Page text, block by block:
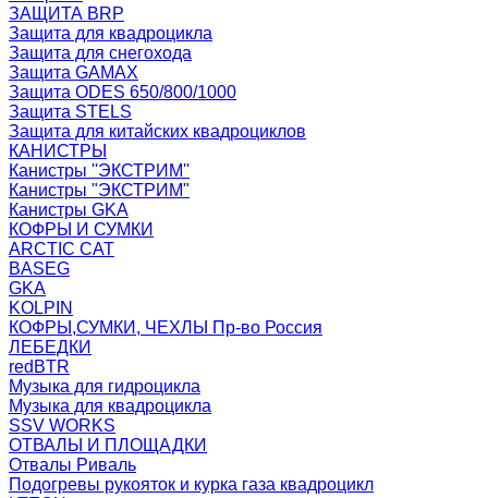
ЗАЩИТА BRP
Защита для квадроцикла
Защита для снегохода
Защита GAMAX
Защита ODES 650/800/1000
Защита STELS
Защита для китайских квадроциклов
КАНИСТРЫ
Канистры ''ЭКСТРИМ''
Канистры "ЭКСТРИМ"
Канистры GKA
КОФРЫ И СУМКИ
ARCTIC CAT
BASEG
GKA
KOLPIN
КОФРЫ,СУМКИ, ЧЕХЛЫ Пр-во Россия
ЛЕБЕДКИ
redBTR
Музыка для гидроцикла
Музыка для квадроцикла
SSV WORKS
ОТВАЛЫ И ПЛОЩАДКИ
Отвалы Риваль
Подогревы рукояток и курка газа квадроцикл